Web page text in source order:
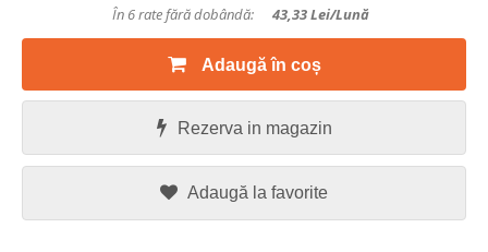
În 6 rate fără dobândă: 43,33Lei/lună
Adaugă în coș
Rezerva in magazin
Adaugă la favorite